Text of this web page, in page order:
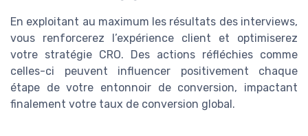
En exploitant au maximum les résultats des interviews,
vous renforcerez l’expérience client et optimiserez
votre stratégie CRO. Des actions réfléchies comme
celles-ci peuvent influencer positivement chaque
étape de votre entonnoir de conversion, impactant
finalement votre taux de conversion global.